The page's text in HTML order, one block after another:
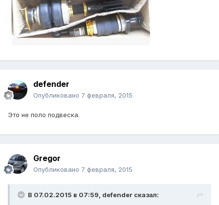
defender
Опубликовано 7 февраля, 2015
Это не поло подвеска.
Gregor
Опубликовано 7 февраля, 2015
В 07.02.2015 в 07:59, defender сказал: